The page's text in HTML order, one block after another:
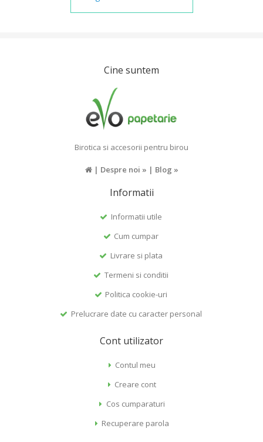
Cine suntem
Birotica si accesorii pentru birou
| Despre noi » | Blog »
Informatii
Informatii utile
Cum cumpar
Livrare si plata
Termeni si conditii
Politica cookie-uri
Prelucrare date cu caracter personal
Cont utilizator
Contul meu
Creare cont
Cos cumparaturi
Recuperare parola